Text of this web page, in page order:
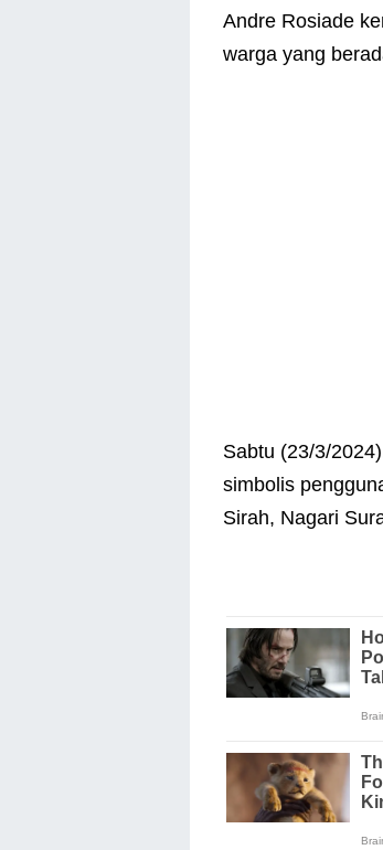
Andre Rosiade
warga yang
Sabtu (23/3/
simbolis
Sirah, Nagari